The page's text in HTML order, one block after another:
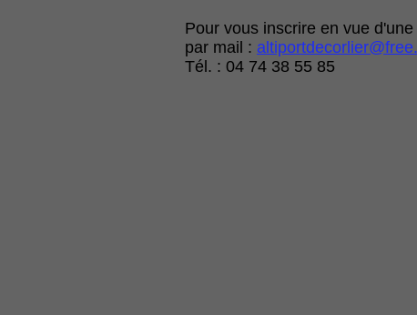
Pour vous inscrire en vue
par mail :
Tél. : 04 74 38 55 85